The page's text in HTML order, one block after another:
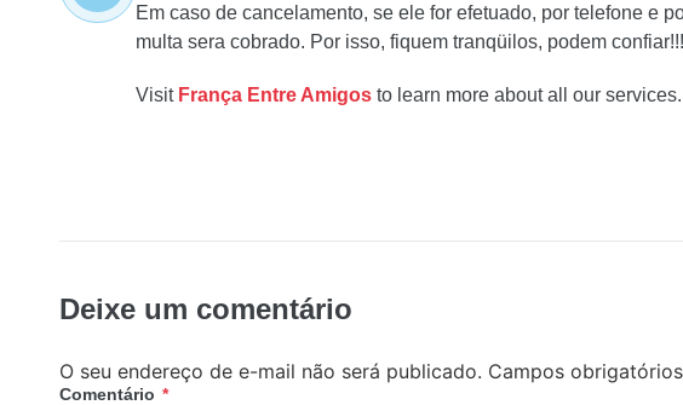
Em caso de cancelamento, se ele for efetuado, por telefone e
multa sera cobrado. Por isso, fiquem tranqüilos, podem confiar!!!
Visit França Entre Amigos to learn more about all our services.
Deixe um comentário
O seu endereço de e-mail não será publicado. Campos
Comentário *